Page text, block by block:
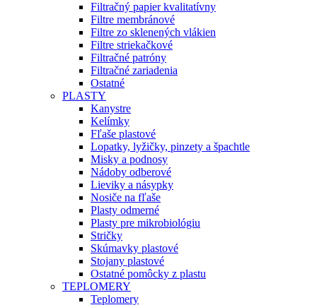
Filtračný papier kvalitatívny
Filtre membránové
Filtre zo sklenených vlákien
Filtre striekačkové
Filtračné patróny
Filtračné zariadenia
Ostatné
PLASTY
Kanystre
Kelímky
Fľaše plastové
Lopatky, lyžičky, pinzety a špachtle
Misky a podnosy
Nádoby odberové
Lieviky a násypky
Nosiče na fľaše
Plasty odmerné
Plasty pre mikrobiológiu
Stričky
Skúmavky plastové
Stojany plastové
Ostatné pomôcky z plastu
TEPLOMERY
Teplomery